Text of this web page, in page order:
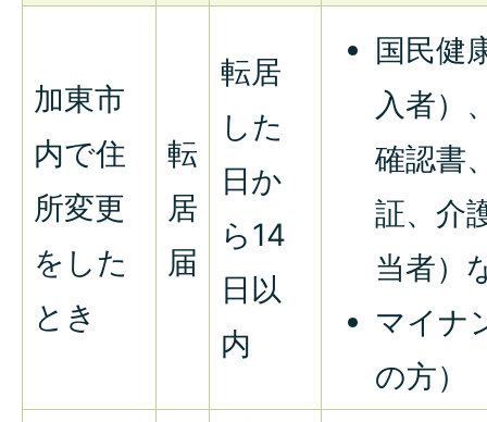
加東市
内で住
所変更
をした
とき
転
居
届
転居
した
日か
ら14
日以
内
国民健
入者）
確認書
証、介
当者）
マイナ
の方）